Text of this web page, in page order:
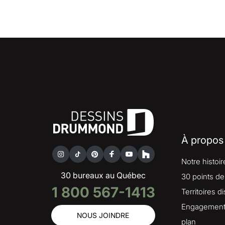
30 bureaux au Québec
1 800 567-1413
NOUS JOINDRE
À propos
Notre
30 points
Territoires
plan